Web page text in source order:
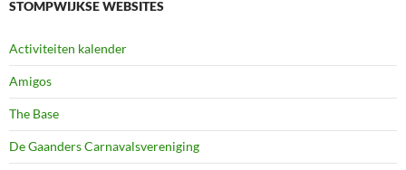
STOMPWIJKSE WEBSITES
Activiteiten kalender
Amigos
The Base
De Gaanders Carnavalsvereniging